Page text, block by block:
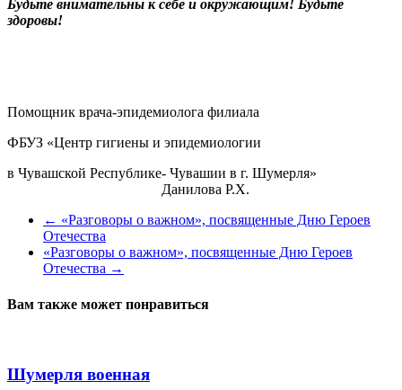
Будьте внимательны к себе и окружающим! Будьте
здоровы!
Помощник врача-эпидемиолога филиала
ФБУЗ «Центр гигиены и эпидемиологии
в Чувашской Республике- Чувашии в г. Шумерля»
Данилова Р.Х.
← «Разговоры о важном», посвященные Дню Героев
Отечества
«Разговоры о важном», посвященные Дню Героев
Отечества →
Вам также может понравиться
Шумерля военная